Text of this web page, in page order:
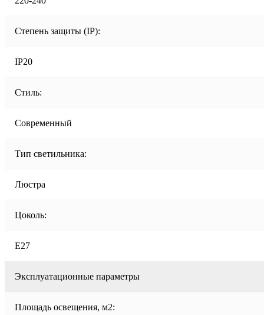
Степень защиты (IP):
IP20
Стиль:
Современный
Тип светильника:
Люстра
Цоколь:
E27
Эксплуатационные параметры
Площадь освещения, м2: